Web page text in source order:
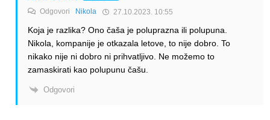
Odgovori Nikola 27.10.2023. 10:55
Koja je razlika? Ono čaša je poluprazna ili polupuna.
Nikola, kompanije je otkazala letove, to nije dobro. To
nikako nije ni dobro ni prihvatljivo. Ne možemo to
zamaskirati kao polupunu čašu.
Odgovori